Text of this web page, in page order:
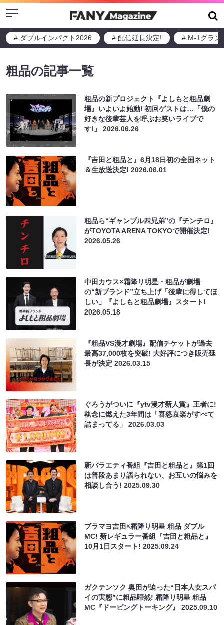
Menu
# ダブルインパクト2026 # 配信延長決定! # M-1グラン
粗品の記事一覧
粗品の新プロジェクト『よしもと粗品劇
場』いよいよ始動! 初回ゲストは…「僕の
好きな後輩芸人を呼ぶお笑いライブで
す!」2026.06.26
『吉田と粗品と』6月18日初の全国ネット
＆生放送決定!2026.06.01
粗品ら“ギャンブル四兄弟”の『チンチロ』
がTOYOTA ARENA TOKYOで開催決定!
2026.05.26
中田カウス×霜降り明星・粗品が劇場
の“新ブランド”立ち上げ「後輩に得してほ
しい」『よしもと粗品劇場』スタート!
2026.05.18
『粗品VS漫才劇場』配信チケットが過去
最高37,000枚を突破! 大好評につき販売延
長が決定2026.03.15
ぐろうがついに『ytv漫才新人賞』王者に!
執念に燃えた3年間は「喜怒哀楽がすべて
詰まってる」2026.03.03
新バラエティ番組『吉田と粗品と』第1回
は普段あまり語られない、お互いの悩みを
相談し合う!2025.09.30
ブラマヨ吉田×霜降り明星 粗品 ダブル
MC! 新レギュラー番組『吉田と粗品と』
10月1日スタート!2025.09.24
ガクテンソク 奥田が迫った“日本人女スパ
イの実態”に粗品唖然! 霜降り明星 粗品
MC『ドーピングトーキング』2025.09.10